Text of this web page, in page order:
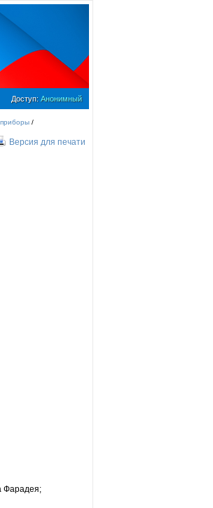
Доступ: Анонимный
/
Версия для печати
Фарадея;